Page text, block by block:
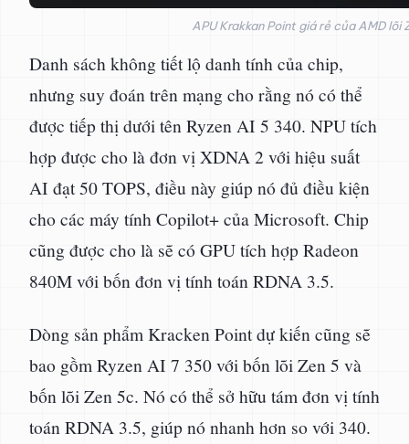
APU Krakkan Point giá rẻ của AMD
Danh sách không tiết lộ danh tính của chip,
nhưng suy đoán trên mạng cho rằng nó có thể
được tiếp thị dưới tên Ryzen AI 5 340. NPU tích
hợp được cho là đơn vị XDNA 2 với hiệu suất
AI đạt 50 TOPS, điều này giúp nó đủ điều kiện
cho các máy tính Copilot+ của Microsoft. Chip
cũng được cho là sẽ có GPU tích hợp Radeon
840M với bốn đơn vị tính toán RDNA 3.5.
Dòng sản phẩm Kracken Point dự kiến cũng sẽ
bao gồm Ryzen AI 7 350 với bốn lõi Zen 5 và
bốn lõi Zen 5c. Nó có thể sở hữu tám đơn vị tính
toán RDNA 3.5, giúp nó nhanh hơn so với 340.